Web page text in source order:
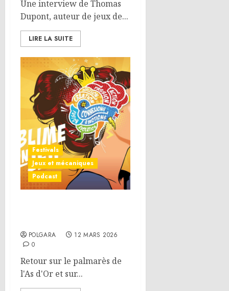
Une interview de Thomas
Dupont, auteur de jeux de...
LIRE LA SUITE
Festivals
Jeux et mécaniques
Podcast
POLGARA
12 MARS 2026
0
Retour sur le palmarès de
l'As d'Or et sur...